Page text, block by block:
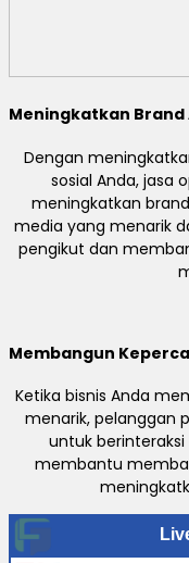
Meningkatkan Brand
Dengan
sosial Anda, jasa
meningkatkan
media yang menarik
pengikut dan
Membangun
Ketika bisnis Anda
menarik, pelanggan
untuk berinteraksi
membantu